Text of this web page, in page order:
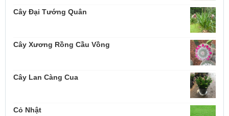
Cây Đại Tướng Quân
Cây Xương Rồng Cầu Vồng
Cây Lan Càng Cua
Cỏ Nhật